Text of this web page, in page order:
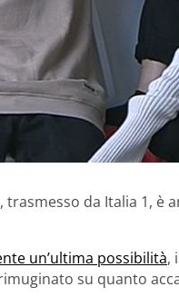
, trasmesso da Italia 1, è
un’ultima possibilità,
su quanto